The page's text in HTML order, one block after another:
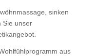
sinken
Sie unser
aus